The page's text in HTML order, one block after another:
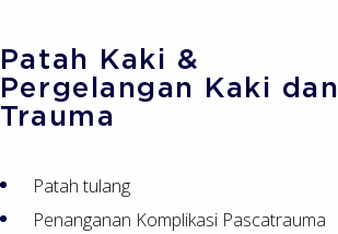
Patah Kaki &
Pergelangan Kaki dan
Trauma
Patah tulang
Penanganan Komplikasi Pascatrauma